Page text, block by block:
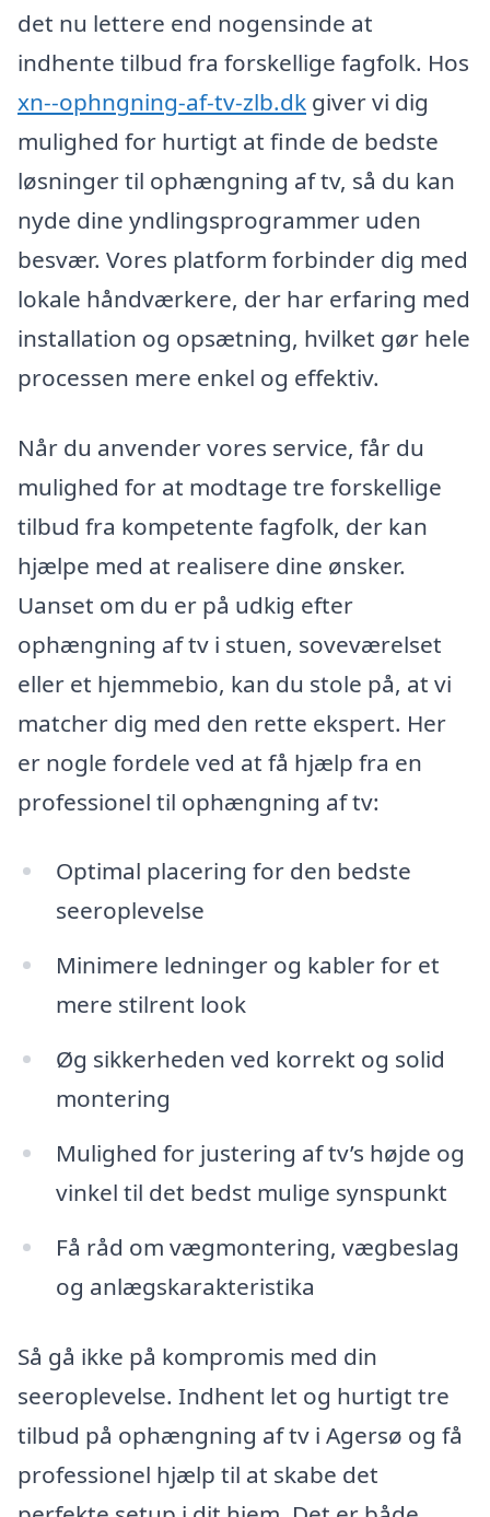
det nu lettere end nogensinde at
indhente tilbud fra forskellige fagfolk. Hos
xn--ophngning-af-tv-zlb.dk giver vi dig
mulighed for hurtigt at finde de bedste
løsninger til ophængning af tv, så du kan
nyde dine yndlingsprogrammer uden
besvær. Vores platform forbinder dig med
lokale håndværkere, der har erfaring med
installation og opsætning, hvilket gør hele
processen mere enkel og effektiv.
Når du anvender vores service, får du
mulighed for at modtage tre forskellige
tilbud fra kompetente fagfolk, der kan
hjælpe med at realisere dine ønsker.
Uanset om du er på udkig efter
ophængning af tv i stuen, soveværelset
eller et hjemmebio, kan du stole på, at vi
matcher dig med den rette ekspert. Her
er nogle fordele ved at få hjælp fra en
professionel til ophængning af tv:
Optimal placering for den bedste
seeroplevelse
Minimere ledninger og kabler for et
mere stilrent look
Øg sikkerheden ved korrekt og solid
montering
Mulighed for justering af tv’s højde og
vinkel til det bedst mulige synspunkt
Få råd om vægmontering, vægbeslag
og anlægskarakteristika
Så gå ikke på kompromis med din
seeroplevelse. Indhent let og hurtigt tre
tilbud på ophængning af tv i Agersø og få
professionel hjælp til at skabe det